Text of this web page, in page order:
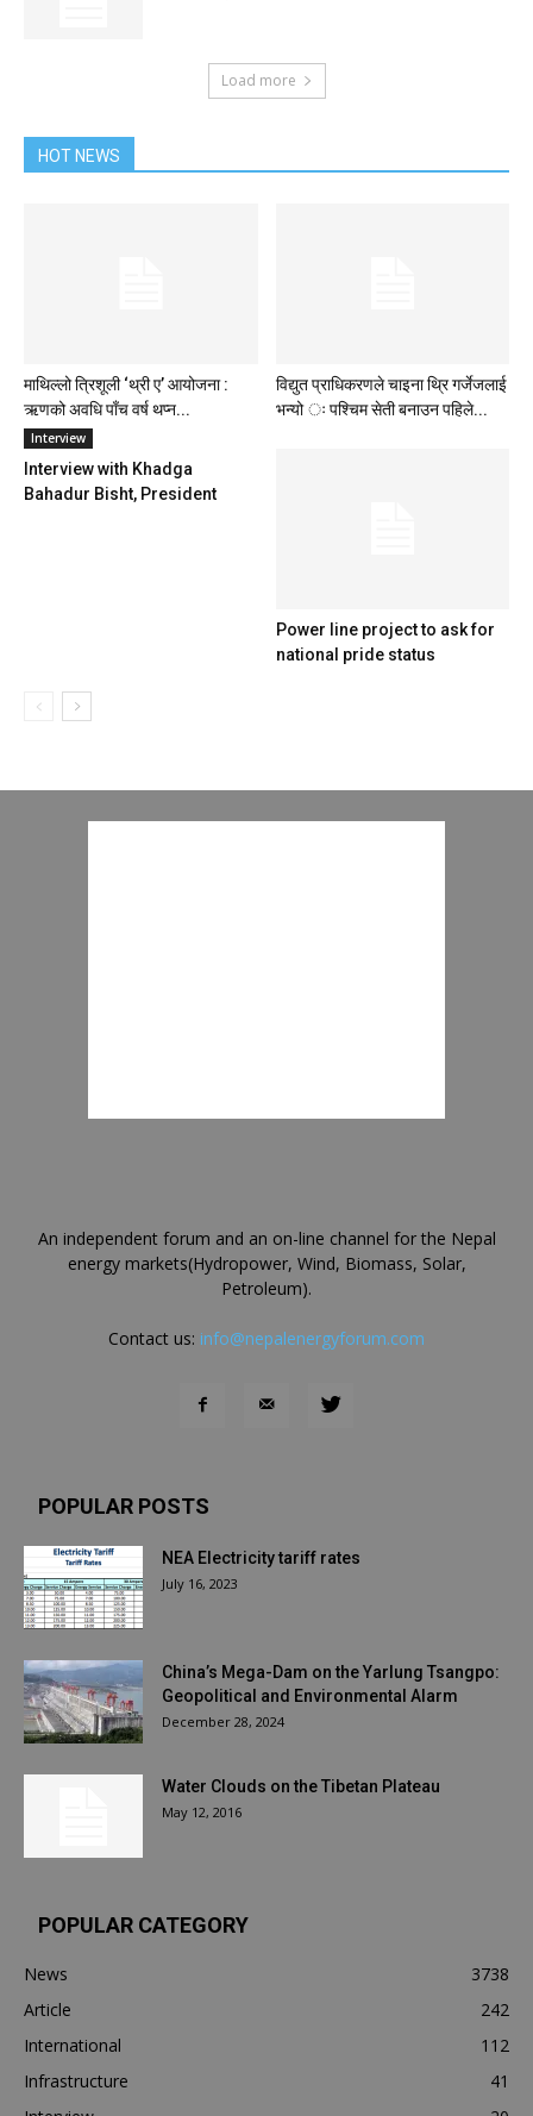
Load more
HOT NEWS
माथिल्लो त्रिशूली ‘थ्री ए’ आयोजना :
ऋणको अवधि पाँच वर्ष थप्न...
विद्युत प्राधिकरणले चाइना थ्रि गर्जेजलाई
भन्यो ः पश्चिम सेती बनाउन पहिले...
Interview
Interview with Khadga
Bahadur Bisht, President
Power line project to ask for
national pride status
An independent forum and an on-line channel for the Nepal
energy markets(Hydropower, Wind, Biomass, Solar,
Petroleum).
Contact us: info@nepalenergyforum.com
POPULAR POSTS
NEA Electricity tariff rates
July 16, 2023
China’s Mega-Dam on the Yarlung Tsangpo:
Geopolitical and Environmental Alarm
December 28, 2024
Water Clouds on the Tibetan Plateau
May 12, 2016
POPULAR CATEGORY
News
3738
Article
242
International
112
Infrastructure
41